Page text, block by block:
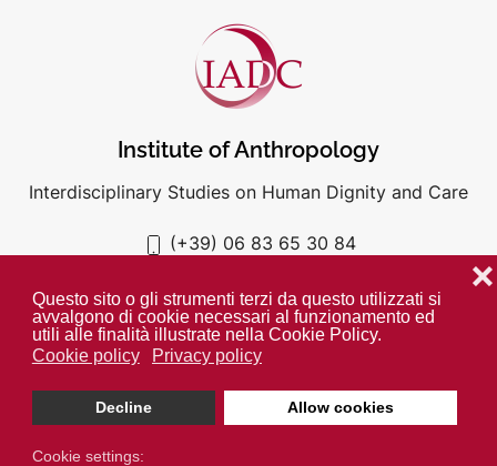
Questo sito o gli strumenti terzi da questo utilizzati si
avvalgono di cookie necessari al funzionamento ed
utili alle finalità illustrate nella Cookie Policy.
Cookie policy
Privacy policy
Decline Allow cookies
❌
Cookie settings:
Institute of Anthropology
Interdisciplinary Studies on Human Dignity and Care
(+39) 06 83 65 30 84
Unless otherwise indicated all media is property of the IADC. ©